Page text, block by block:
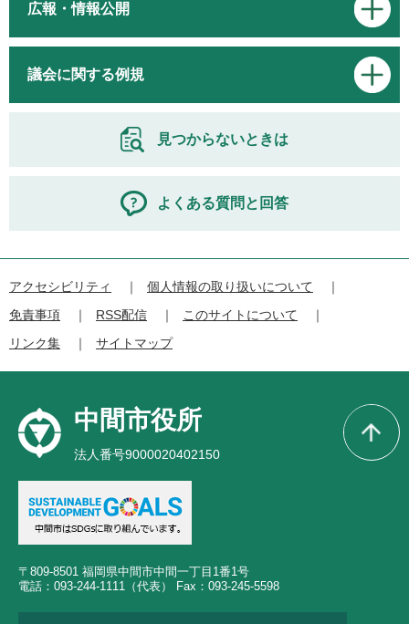
広報・情報公開
議会に関する例規
見つからないときは
よくある質問と回答
アクセシビリティ
個人情報の取り扱いについて
免責事項
RSS配信
このサイトについて
リンク集
サイトマップ
中間市役所
法人番号9000020402150
〒809-8501 福岡県中間市中間一丁目1番1号
電話：093-244-1111（代表） Fax：093-245-5598